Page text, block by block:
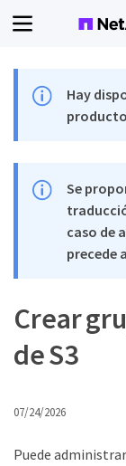
Hay
Se
caso de
precede
Crear
de S3
07/24/2026
Puede